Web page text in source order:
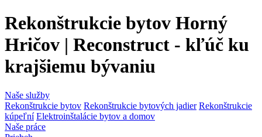
Rekonštrukcie bytov Horný
Hričov | Reconstruct - kľúč ku
krajšiemu bývaniu
Naše služby
Rekonštrukcie bytov Rekonštrukcie bytových jadier Rekonštrukcie
kúpeľní Elektroinštalácie bytov a domov
Naše práce